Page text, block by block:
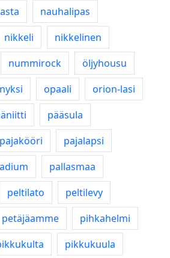
nauhalipas
nikkeli
nikkelinen
nummirock
öljyhousu
opaali
orion-lasi
pääsula
pajakööri
pajalapsi
pallasmaa
peltilato
peltilevy
petäjäamme
pihkahelmi
pikkukuula